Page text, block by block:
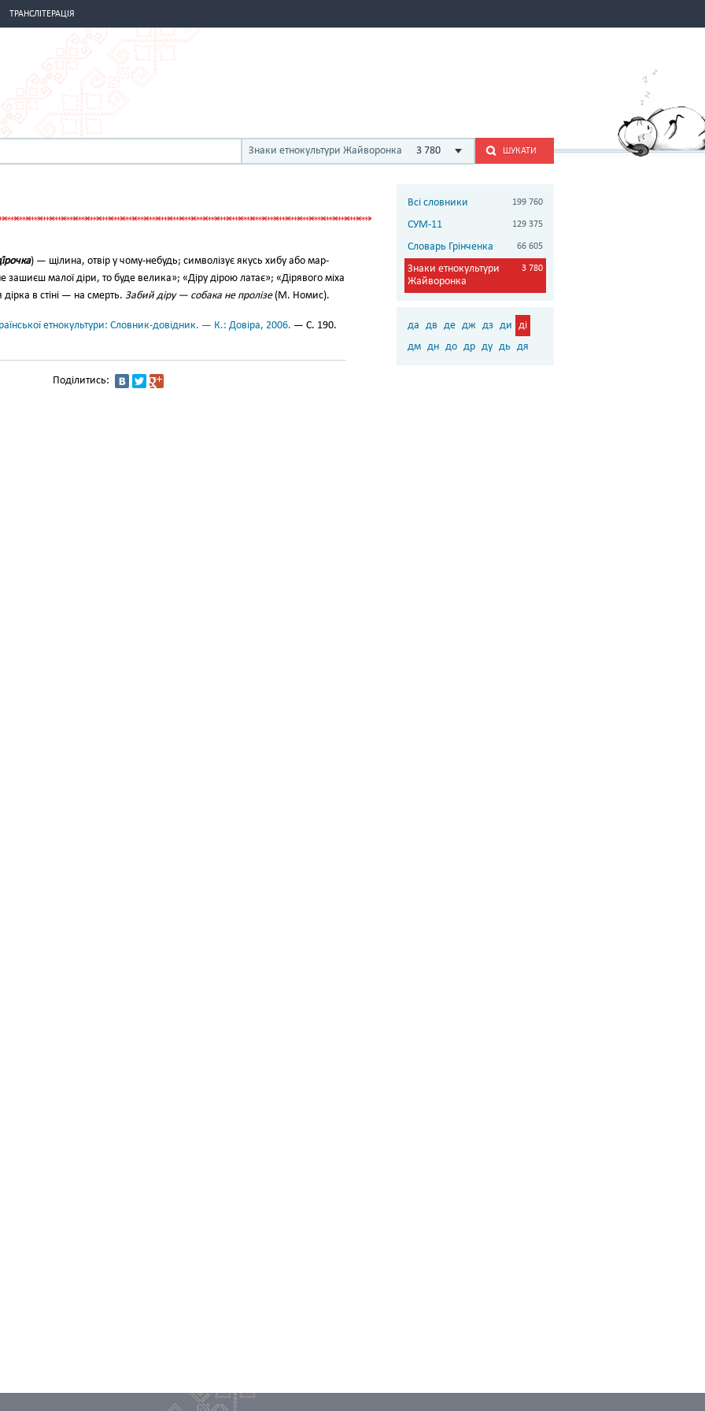
ТРАНСЛІТЕРАЦІЯ
Знаки етнокультури Жайворонка 3 780 ШУКАТИ
) — щілина, отвір у чому-небудь; символізує якусь хибу або мар­
за­шиєш малої діри, то буде велика»; «Діру дірою латає»; «Дірявого міха
в стіні — на смерть. Забий діру — собака не пролізе(М. Номис).
етнокультури: Словник-довідник. — К.: Довіра, 2006. — С. 190.
Поділитись:
Всі словники 199 760
СУМ-11 129 375
Словарь Грінченка 66 605
Знаки етнокультури
Жайворонка
3 780
да дв де дж дз ди ді
дм дн до др ду дь дя